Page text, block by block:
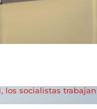
socialistas